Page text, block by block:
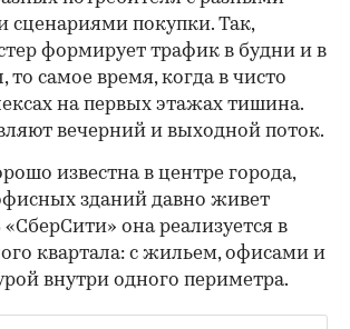
сценариями покупки. Так,
формирует трафик в будни и в
то самое время, когда в чисто
на первых этажах тишина.
вечерний и выходной поток.
известна в центре города,
зданий давно живет
она реализуется в
квартала: с жильем, офисами и
внутри одного периметра.